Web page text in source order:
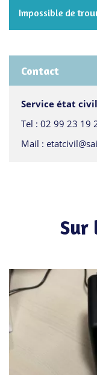
Impossible de
Contact
Service état civil
Tel : 02 99 23 19
Mail :
Sur